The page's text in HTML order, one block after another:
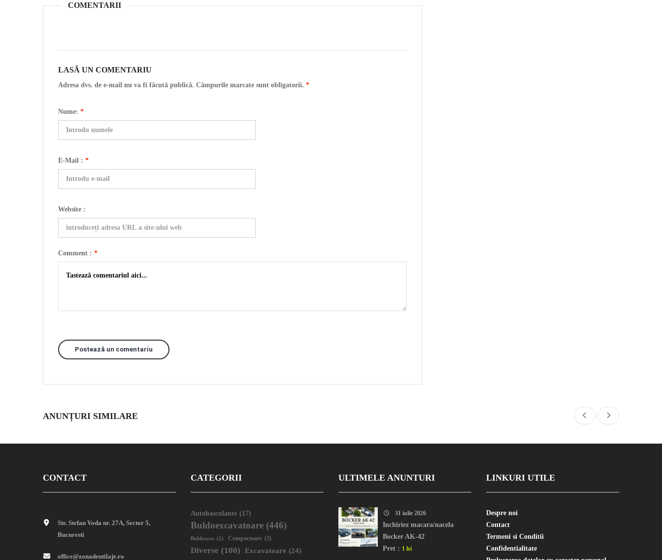
COMENTARII
LASĂ UN COMENTARIU
Adresa dvs. de e-mail nu va fi făcută publică. Câmpurile marcate sunt obligatorii. *
Nume: *
E-Mail : *
Website :
Comment : *
Postează un comentariu
ANUNȚURI SIMILARE
CONTACT
Str. Stefan Voda nr. 27A, Sector 5,
Bucuresti
office@zonadeutilaje.ro
CATEGORII
Autobasculante (17)
Buldoexcavatoare (446)
Buldozere (2) Compactoare (3)
Diverse (100) Excavatoare (24)
ULTIMELE ANUNTURI
31 iulie 2026
Inchiriez macara/nacela
Bocker AK-42
Pret : 1 lei
LINKURI UTILE
Despre noi
Contact
Termeni si Conditii
Confidentialitate